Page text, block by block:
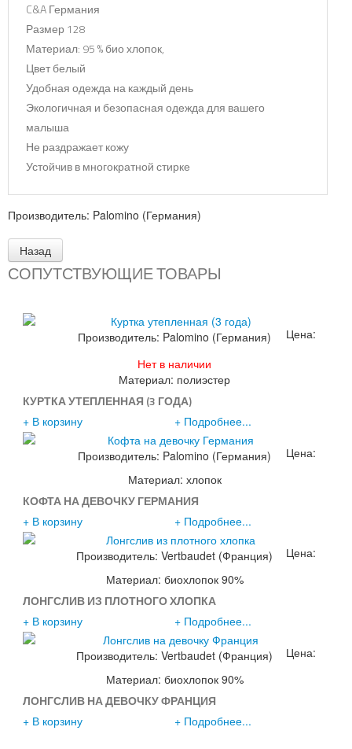
C&A Германия
Размер 128
Материал: 95 % био хлопок,
Цвет белый
Удобная одежда на каждый день
Экологичная и безопасная одежда для вашего
малыша
Не раздражает кожу
Устойчив в многократной стирке
Производитель: Palomino (Германия)
СОПУТСТВУЮЩИЕ ТОВАРЫ
Производитель: Palomino (Германия)
Нет в наличии
Цена:
1890р.
Материал: полиэстер
КУРТКА УТЕПЛЕННАЯ (3 ГОДА)
+ В корзину + Подробнее...
Производитель: Palomino (Германия) Цена:
1190р.
Материал: хлопок
КОФТА НА ДЕВОЧКУ ГЕРМАНИЯ
+ В корзину + Подробнее...
Производитель:Vertbaudet (Франция) Цена:
890р.
Материал: биохлопок 90%
ЛОНГСЛИВ ИЗ ПЛОТНОГО ХЛОПКА
+ В корзину + Подробнее...
Производитель:Vertbaudet (Франция) Цена:
1290р.
Материал: биохлопок 90%
ЛОНГСЛИВ НА ДЕВОЧКУ ФРАНЦИЯ
+ В корзину + Подробнее...